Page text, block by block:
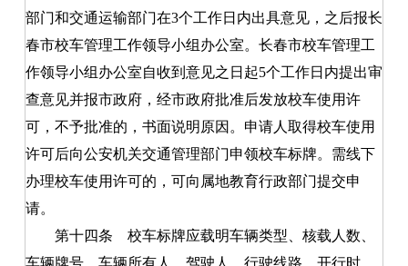
部门和交通运输部门在3个工作日内出具意见，之后报长
春市校车管理工作领导小组办公室。长春市校车管理工
作领导小组办公室自收到意见之日起5个工作日内提出审
查意见并报市政府，经市政府批准后发放校车使用许
可，不予批准的，书面说明原因。申请人取得校车使用
许可后向公安机关交通管理部门申领校车标牌。需线下
办理校车使用许可的，可向属地教育行政部门提交申
请。
第十四条 校车标牌应载明车辆类型、核载人数、
车辆牌号、车辆所有人、驾驶人、行驶线路、开行时